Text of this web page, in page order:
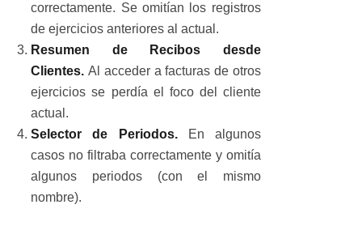
correctamente. Se omitían los registros
de ejercicios anteriores al actual.
Resumen de Recibos desde
Clientes.Al acceder a facturas de otros
ejercicios se perdía el foco del cliente
actual.
Selector de Periodos.
En algunos
casos no filtraba correctamente y omitía
algunos periodos (con el mismo
nombre).